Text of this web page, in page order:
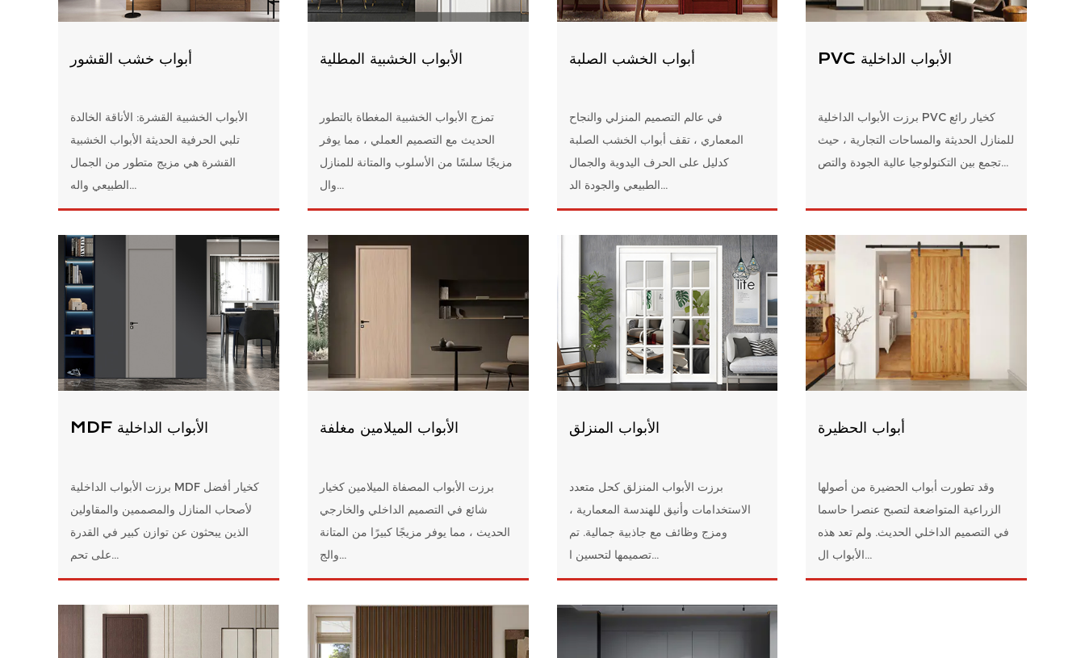
أبواب خشب القشور
الأبواب الخشبية القشرة: الأناقة الخالدة
تلبي الحرفية الحديثة الأبواب الخشبية
القشرة هي مزيج متطور من الجمال
الطبيعي واله...
الأبواب الخشبية المطلية
تمزج الأبواب الخشبية المغطاة بالتطور
الحديث مع التصميم العملي ، مما يوفر
مزيجًا سلسًا من الأسلوب والمتانة للمنازل
وال...
أبواب الخشب الصلبة
في عالم التصميم المنزلي والنجاح
المعماري ، تقف أبواب الخشب الصلبة
كدليل على الحرف اليدوية والجمال
الطبيعي والجودة الد...
PVC الأبواب الداخلية
برزت الأبواب الداخلية PVC كخيار رائع
للمنازل الحديثة والمساحات التجارية ، حيث
تجمع بين التكنولوجيا عالية الجودة والتص...
MDF الأبواب الداخلية
برزت الأبواب الداخلية MDF كخيار أفضل
لأصحاب المنازل والمصممين والمقاولين
الذين يبحثون عن توازن كبير في القدرة
على تحم...
الأبواب الميلامين مغلفة
برزت الأبواب المصفاة الميلامين كخيار
شائع في التصميم الداخلي والخارجي
الحديث ، مما يوفر مزيجًا كبيرًا من المتانة
والج...
الأبواب المنزلق
برزت الأبواب المنزلق كحل متعدد
الاستخدامات وأنيق للهندسة المعمارية ،
ومزج وظائف مع جاذبية جمالية. تم
تصميمها لتحسين ا...
أبواب الحظيرة
وقد تطورت أبواب الحضيرة من أصولها
الزراعية المتواضعة لتصبح عنصرا حاسما
في التصميم الداخلي الحديث. ولم تعد هذه
الأبواب ال...